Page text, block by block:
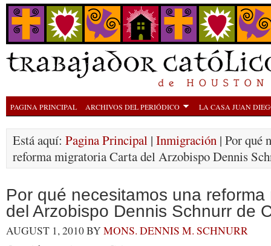
PAGINA PRINCIPAL ARCHIVOS DEL PERIÓDICO LA CASA JUAN
Está aquí: Pagina Principal | Inmigración | Por qué
reforma migratoria Carta del Arzobispo Dennis
Por qué necesitamos una
del Arzobispo Dennis Schnurr de
AUGUST 1, 2010BYMONS. DENNIS M. SCHNURR